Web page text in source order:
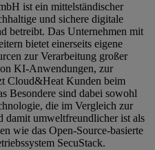
ist ein mittelständischer
und sichere digitale
betreibt. Das Unternehmen mit
bietet einerseits eigene
zur Verarbeitung großer
KI-Anwendungen, zur
Cloud&Heat Kunden beim
Besondere sind dabei sowohl
die im Vergleich zur
damit umweltfreundlicher ist als
wie das Open-Source-basierte
SecuStack.